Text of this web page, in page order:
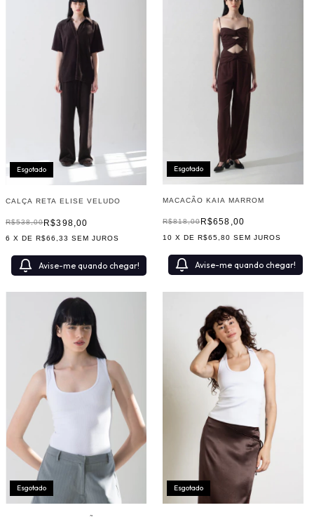
Esgotado
CALÇA RETA ELISE VELUDO
R$398,00
R$538,00
6 X DE R$66,33 SEM JUROS
Avise-me quando chegar!
Esgotado
MACACÃO KAIA MARROM
R$658,00
R$818,00
10 X DE R$65,80 SEM JUROS
Avise-me quando chegar!
Esgotado Esgotado